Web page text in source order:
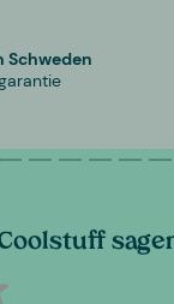
Schweden